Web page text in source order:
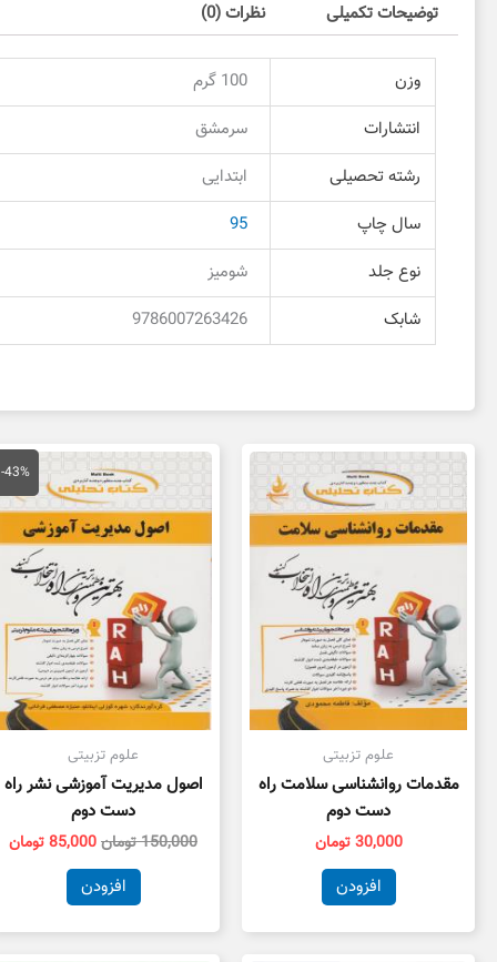
توضیحات تکمیلی نظرات (0)
وزن
100 گرم
انتشارات
سرمشق
رشته تحصیلی
ابتدایی
سال چاپ
95
نوع جلد
شومیز
شابک
9786007263426
علوم تزبیتی
مقدمات روانشناسی سلامت راه
دست دوم
30,000 تومان
افزودن
-43%
علوم تزبیتی
اصول مدیریت آموزشی نشر راه
دست دوم
150,000تومان
قیمت
اصلی
150,000 تومان
بود.
85,000تومان
افزودن